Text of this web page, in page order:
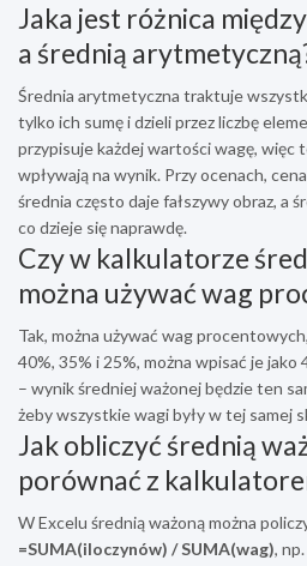
Jaka jest różnica
a średnią
Średnia arytmetyczna traktuje
tylko ich sumę i dzieli przez liczbę
przypisuje każdej wartości wagę, więc
wpływają na wynik. Przy ocenach,
średnia często daje fałszywy obraz, a
co dzieje się naprawdę.
Czy w kalkulatorze
można używać wag
Tak, można używać wag
40%, 35% i 25%, można wpisać je jako
– wynik średniej ważonej będzie ten
żeby wszystkie wagi były w tej samej
Jak obliczyć średnią
porównać z
W Excelu średnią ważoną można
=SUMA(iloczynów) / SUMA(wag), np.